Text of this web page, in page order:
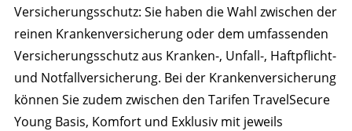
Versicherungsschutz: Sie haben die Wahl zwischen der
reinen Krankenversicherung oder dem umfassenden
Versicherungsschutz aus Kranken-, Unfall-, Haftpflicht-
und Notfallversicherung. Bei der Krankenversicherung
können Sie zudem zwischen den Tarifen TravelSecure
Young Basis, Komfort und Exklusiv mit jeweils